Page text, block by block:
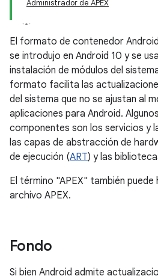
Administrador de APEX
El formato de contenedor
se introdujo en Android 10 y se
instalación de módulos del
formato facilita las
del sistema que no se ajustan al
aplicaciones para Android.
componentes son los servicios y
las capas de abstracción de
de ejecución (ART) y las
El término "APEX" también
archivo APEX.
Fondo
Si bien Android admite